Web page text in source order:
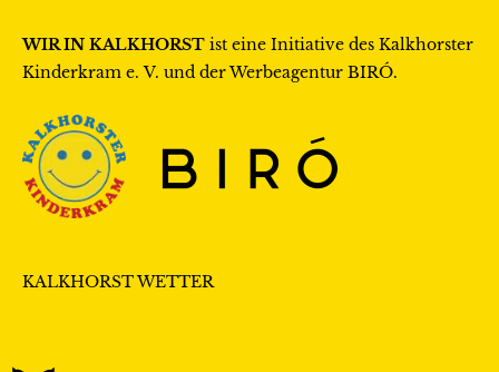
WIR IN KALKHORST ist eine Initiative des Kalkhorster
Kinderkram e. V. und der Werbeagentur BIRÓ.
KALKHORST WETTER